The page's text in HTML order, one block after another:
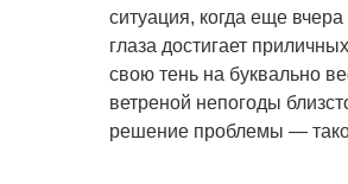
ситуация, когда еще
глаза достигает
свою тень на буквально
ветреной непогоды
решение проблемы —